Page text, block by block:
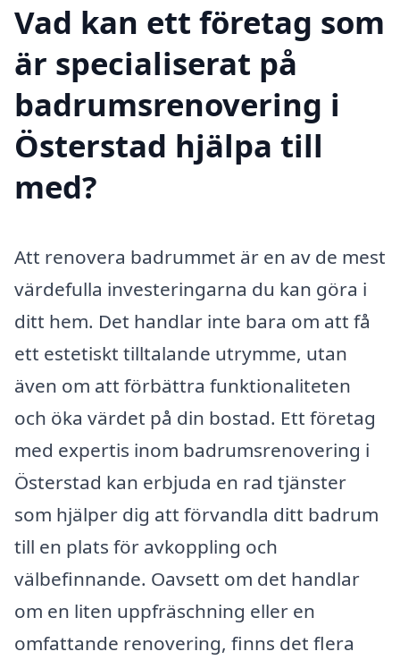
Vad kan ett företag som
är specialiserat på
badrumsrenovering i
Österstad hjälpa till
med?
Att renovera badrummet är en av de mest
värdefulla investeringarna du kan göra i
ditt hem. Det handlar inte bara om att få
ett estetiskt tilltalande utrymme, utan
även om att förbättra funktionaliteten
och öka värdet på din bostad. Ett företag
med expertis inom badrumsrenovering i
Österstad kan erbjuda en rad tjänster
som hjälper dig att förvandla ditt badrum
till en plats för avkoppling och
välbefinnande. Oavsett om det handlar
om en liten uppfräschning eller en
omfattande renovering, finns det flera